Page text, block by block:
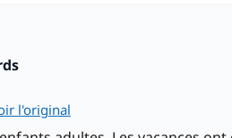
l'original